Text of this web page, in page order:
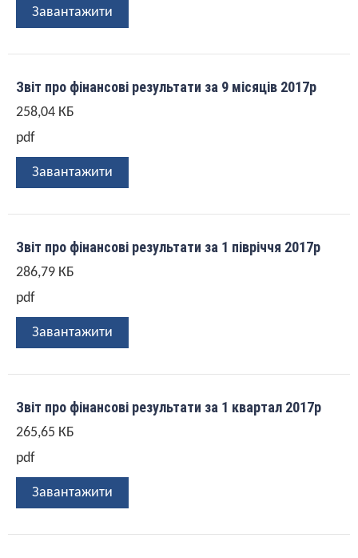
Завантажити
Звіт про фінансові результати за 9 місяців 2017р
258,04 КБ
pdf
Завантажити
Звіт про фінансові результати за 1 півріччя 2017р
286,79 КБ
pdf
Завантажити
Звіт про фінансові результати за 1 квартал 2017р
265,65 КБ
pdf
Завантажити